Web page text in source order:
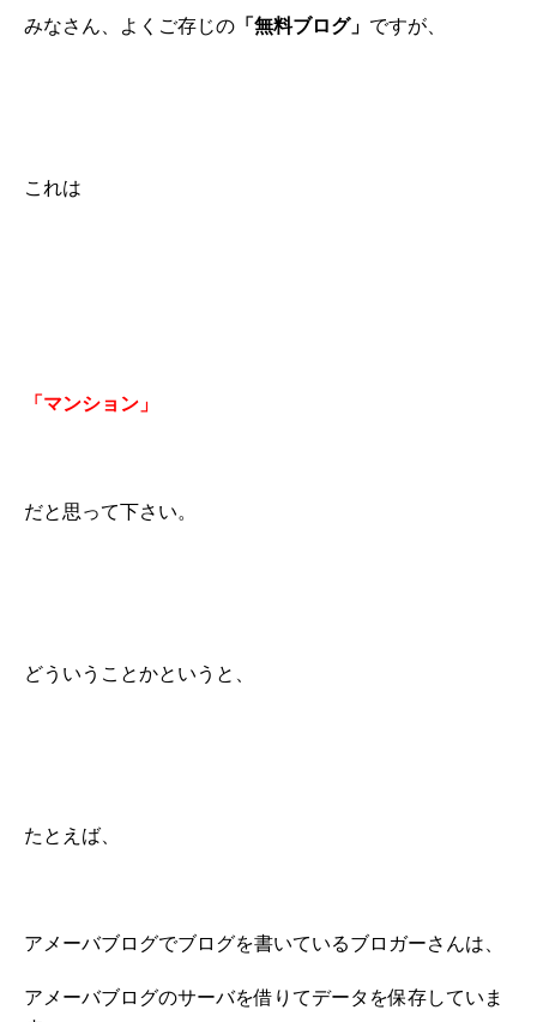
みなさん、よくご存じの 「無料ブログ」 ですが、
これは
「マンション」
だと思って下さい。
どういうことかというと、
たとえば、
アメーバブログでブログを書いているブロガーさんは、
アメーバブログのサーバを借りてデータを保存していま